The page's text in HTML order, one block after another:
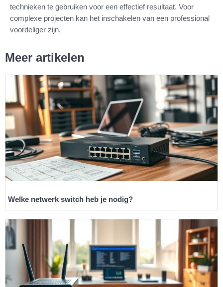
technieken te gebruiken voor een effectief resultaat. Voor
complexe projecten kan het inschakelen van een professional
voordeliger zijn.
Meer artikelen
Welke netwerk switch heb je nodig?